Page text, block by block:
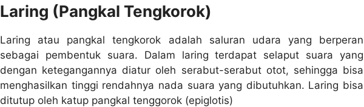
Laring (Pangkal Tengkorok)
Laring atau pangkal tengkorok adalah saluran udara yang berperan
sebagai pembentuk suara. Dalam laring terdapat selaput suara yang
dengan ketegangannya diatur oleh serabut-serabut otot, sehingga bisa
menghasilkan tinggi rendahnya nada suara yang dibutuhkan. Laring bisa
ditutup oleh katup pangkal tenggorok (epiglotis)